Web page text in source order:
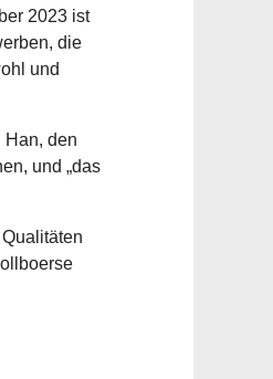
2023 ist
die
und
Han, den
und „das